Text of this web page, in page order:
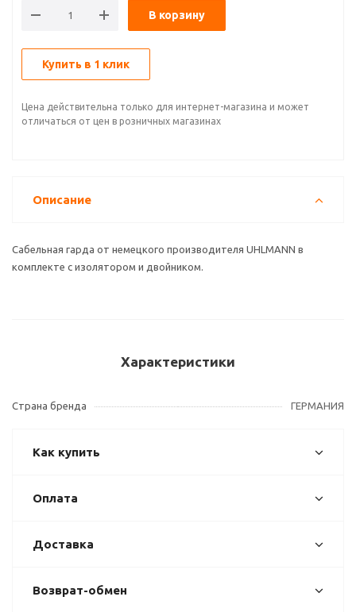
В корзину
Купить в 1 клик
Цена действительна только для интернет-магазина и может
отличаться от цен в розничных магазинах
Описание
Сабельная гарда от немецкого производителя UHLMANN в
комплекте с изолятором и двойником.
Характеристики
Страна бренда ГЕРМАНИЯ
Как купить
Оплата
Доставка
Возврат-обмен